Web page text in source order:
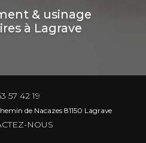
& usinage
à Lagrave
57 42 19
de Nacazes 81150 Lagrave
NOUS